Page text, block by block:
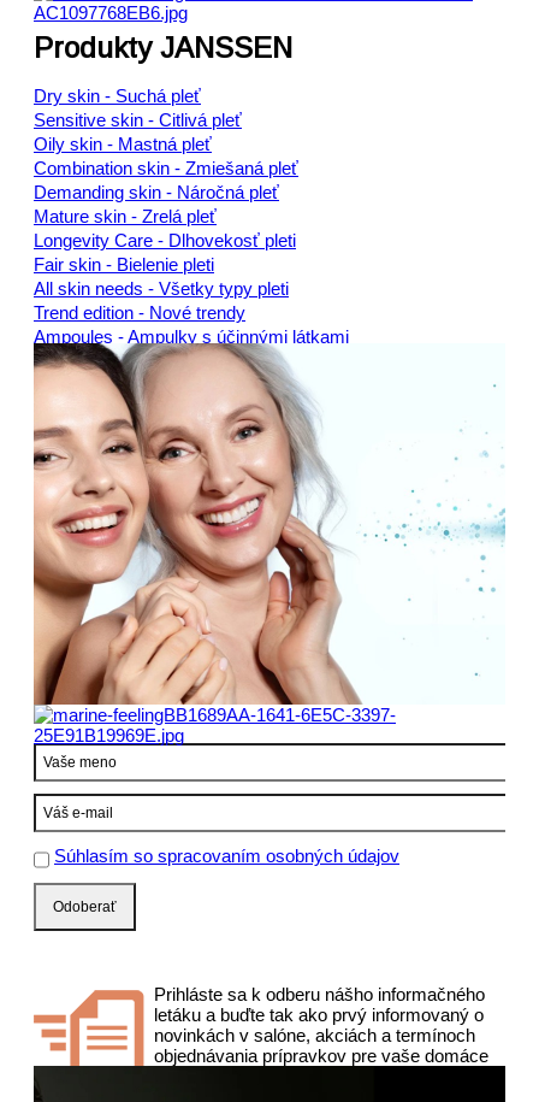
Produkty JANSSEN
Dry skin - Suchá pleť
Sensitive skin - Citlivá pleť
Oily skin - Mastná pleť
Combination skin - Zmiešaná pleť
Demanding skin - Náročná pleť
Mature skin - Zrelá pleť
Longevity Care - Dlhovekosť pleti
Fair skin - Bielenie pleti
All skin needs - Všetky typy pleti
Trend edition - Nové trendy
Ampoules - Ampulky s účinnými látkami
Men - Pre mužov
Body - Telová starostlivosť
Make-up
inspira: Ampoules
inspira: Med
inspira: Med Sun
inspira: Sun Kissed Skin
inspira: Skin accents
inspira: CBD Skin Care
inspira: Triple G
inspira: Alpina
Limitovaná edícia
Informačný leták
Súhlasím so spracovaním osobných údajov
Prihláste sa k odberu nášho informačného
letáku a buďte tak ako prvý informovaný o
novinkách v salóne, akciách a termínoch
objednávania prípravkov pre vaše domáce